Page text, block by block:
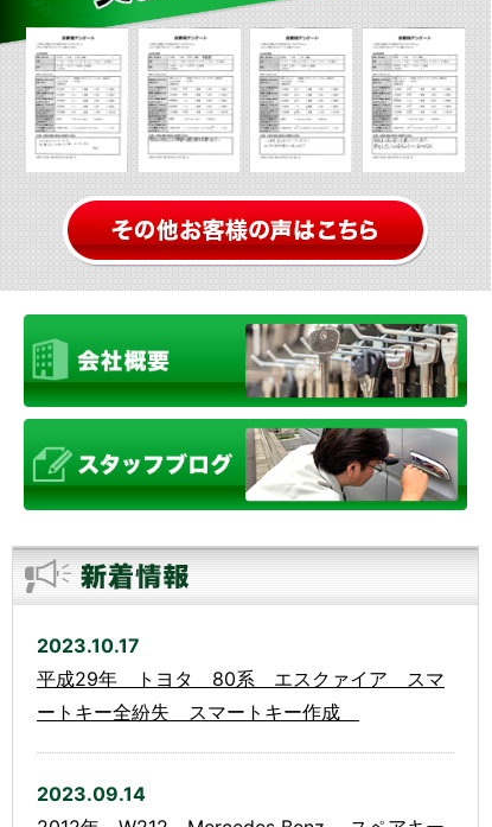
2023.10.17
平成29年 トヨタ 80系 エスクァイア スマ
ートキー全紛失 スマートキー作成
2023.09.14